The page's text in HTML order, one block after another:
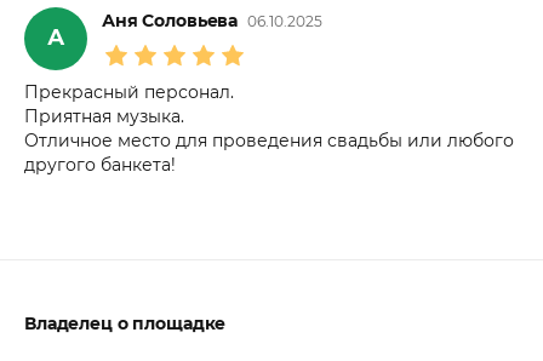
А
Аня Соловьева 06.10.2025
Прекрасный персонал.
Приятная музыка.
Отличное место для проведения свадьбы или любого
другого банкета!
Владелец о площадке